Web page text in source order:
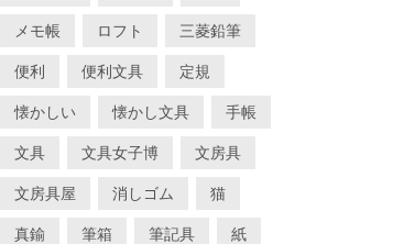
メモ帳 ロフト 三菱鉛筆
便利 便利文具 定規
懐かしい 懐かし文具 手帳
文具 文具女子博 文房具
文房具屋 消しゴム 猫
真鍮 筆箱 筆記具 紙